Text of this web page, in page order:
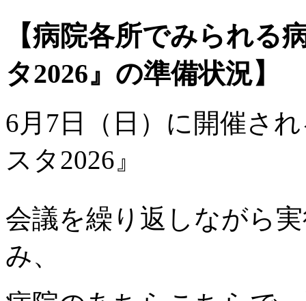
【病院各所でみられる
タ2026』の準備状況】
6月7日（日）に開催さ
スタ2026』
会議を繰り返しながら
み、